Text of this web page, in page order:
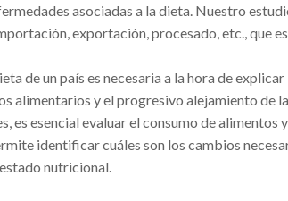
asociadas a la dieta. Nuestro
exportación, procesado, etc., que
de un país es necesaria a la hora de explicar
alimentarios y el progresivo alejamiento de
es esencial evaluar el consumo de alimentos
identificar cuáles son los cambios
nutricional.